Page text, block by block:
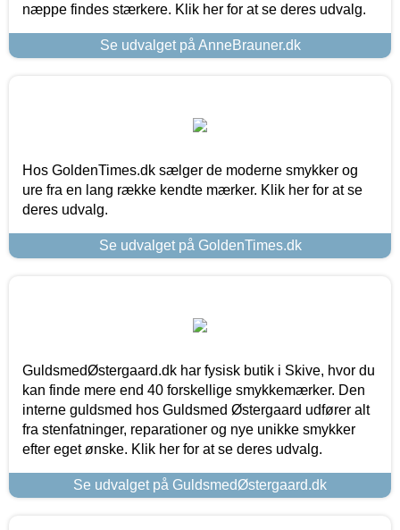
næppe findes stærkere. Klik her for at se deres udvalg.
Se udvalget på AnneBrauner.dk
Hos GoldenTimes.dk sælger de moderne smykker og
ure fra en lang række kendte mærker. Klik her for at se
deres udvalg.
Se udvalget på GoldenTimes.dk
GuldsmedØstergaard.dk har fysisk butik i Skive, hvor du
kan finde mere end 40 forskellige smykkemærker. Den
interne guldsmed hos Guldsmed Østergaard udfører alt
fra stenfatninger, reparationer og nye unikke smykker
efter eget ønske. Klik her for at se deres udvalg.
Se udvalget på GuldsmedØstergaard.dk